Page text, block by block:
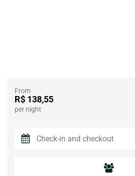
From
R$ 138,55
per night